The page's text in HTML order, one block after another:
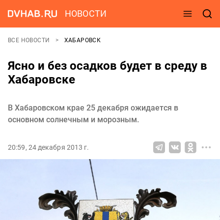
НОВОСТИ
ВСЕ НОВОСТИ ХАБАРОВСК
Ясно и без осадков будет в среду в
Хабаровске
В Хабаровском крае 25 декабря ожидается в
основном солнечным и морозным.
20:59, 24 декабря 2013 г.